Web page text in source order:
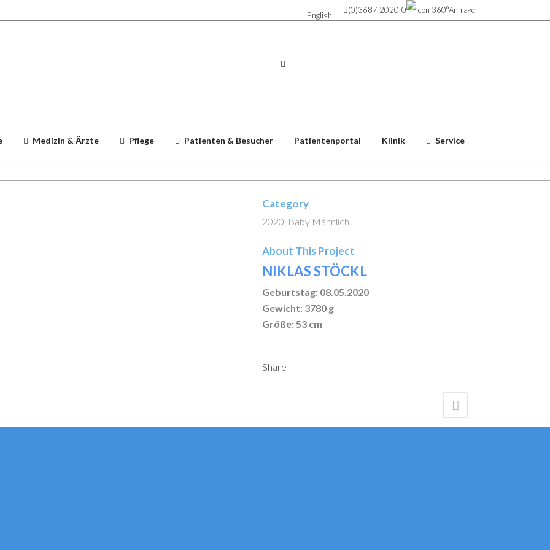
English
(0)3687 2020-0 Anfrage
Medizin & Ärzte Pflege Patienten & Besucher Patientenportal Klinik Service
Category
2020, Baby Männlich
About This Project
NIKLAS STÖCKL
Geburtstag: 08.05.2020
Gewicht: 3780 g
Größe: 53 cm
Share